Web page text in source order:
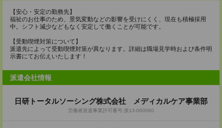
【安心・安定の勤務先】
福祉のお仕事のため、景気変動などの影響を受けにくく、現在も積極採用
中。シフト減少などもなく安定して働くことが可能です。
【受動喫煙対策について】
派遣先によって受動喫煙対策が異なります。詳細は職場見学時および条件明
示書にてお伝えいたします！
派遣会社情報
日研トータルソーシング株式会社 メディカルケア事業部
労働者派遣事業許可番号:派13-060060